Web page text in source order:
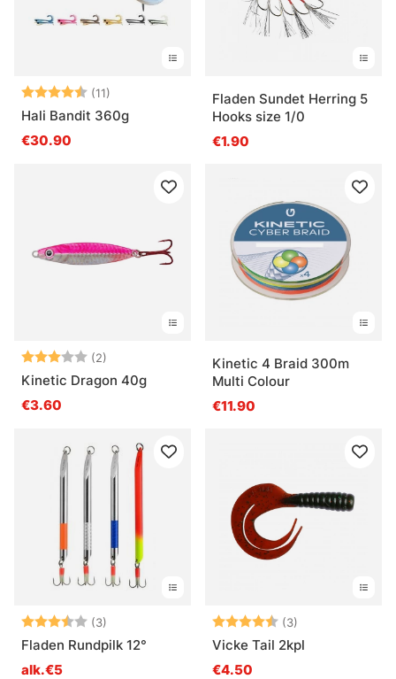
Arvio: (11)
4.9 5:sta tähdestä
Hali Bandit 360g
€30.90
Fladen Sundet Herring 5
Hooks size 1/0
€1.90
Arvio: (2)
3.0 5:sta tähdestä
Kinetic Dragon 40g
€3.60
Kinetic 4 Braid 300m
Multi Colour
€11.90
Arvio: (3)
3.3 5:sta tähdestä
Fladen Rundpilk 12°
alk.€5
Arvio: (3)
Vicke Tail 2kpl
€4.50